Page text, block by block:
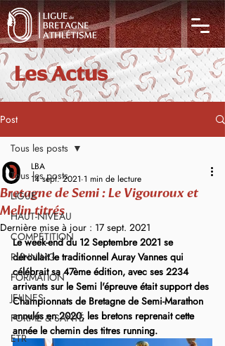
Les Actus
Post
Tous les posts
LIGUE
HAUT-NIVEAU
COMPÉTITION
RUNNING
FORMATION
JEUNES
FORME & SANTÉ
ETR
Tous les posts
Bretagne de Semi : Le Vigouroux et
Melin titrés
LBA
14 sept. 2021 1 min de lecture
Dernière mise à jour : 17 sept. 2021
Le week-end du 12 Septembre 2021 se
déroulait le traditionnel Auray Vannes qui
célébrait sa 47ème édition, avec ses 2234
arrivants sur le Semi l'épreuve était support des
Championnats de Bretagne de Semi-Marathon
annulés en 2020, les bretons reprenait cette
année le chemin des titres running.